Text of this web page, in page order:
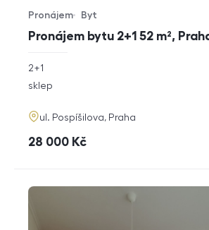
Pronájem bytu 2+1 52 m²,
Typ nabídky
Pronájem
Typ nemovitosti
Byt
rozměry
2+1
funkce
sklep
adresa
ul. Pospíšilova, Praha
cena
28 000 Kč